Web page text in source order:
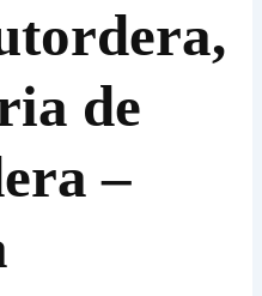
de
–